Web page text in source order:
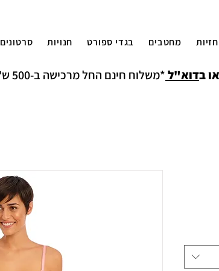
חזיות מחטבים בגדי ספורט חנויות סרטונים
או בדוא"ל*משלוח חינם החל מרכישה ב-500 ש"ח למעט איזורים חריגים